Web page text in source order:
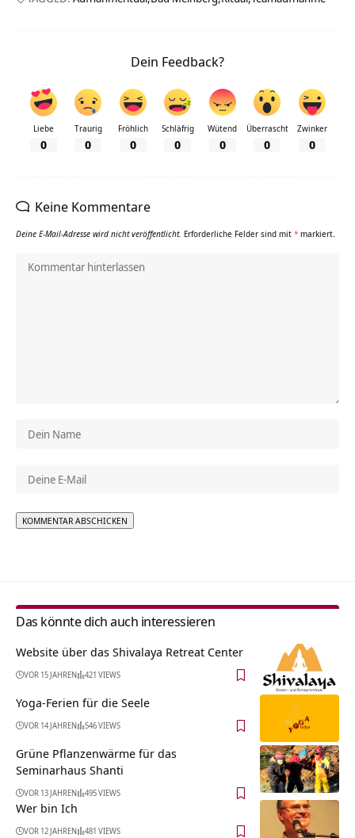
Dein Feedback?
Liebe
0
Traurig
0
Fröhlich
0
Schläfrig
0
Wütend
0
Überrascht
0
Zwinker
0
Keine Kommentare
Deine E-Mail-Adresse wird nicht veröffentlicht. Erforderliche Felder sind mit * markiert.
Das könnte dich auch interessieren
Website über das Shivalaya Retreat Center
VOR 15 JAHREN 421 VIEWS
Yoga-Ferien für die Seele
VOR 14 JAHREN 546 VIEWS
Grüne Pflanzenwärme für das
Seminarhaus Shanti
VOR 13 JAHREN 495 VIEWS
Wer bin Ich
VOR 12 JAHREN 481 VIEWS